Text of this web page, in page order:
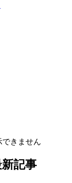
できません
記事